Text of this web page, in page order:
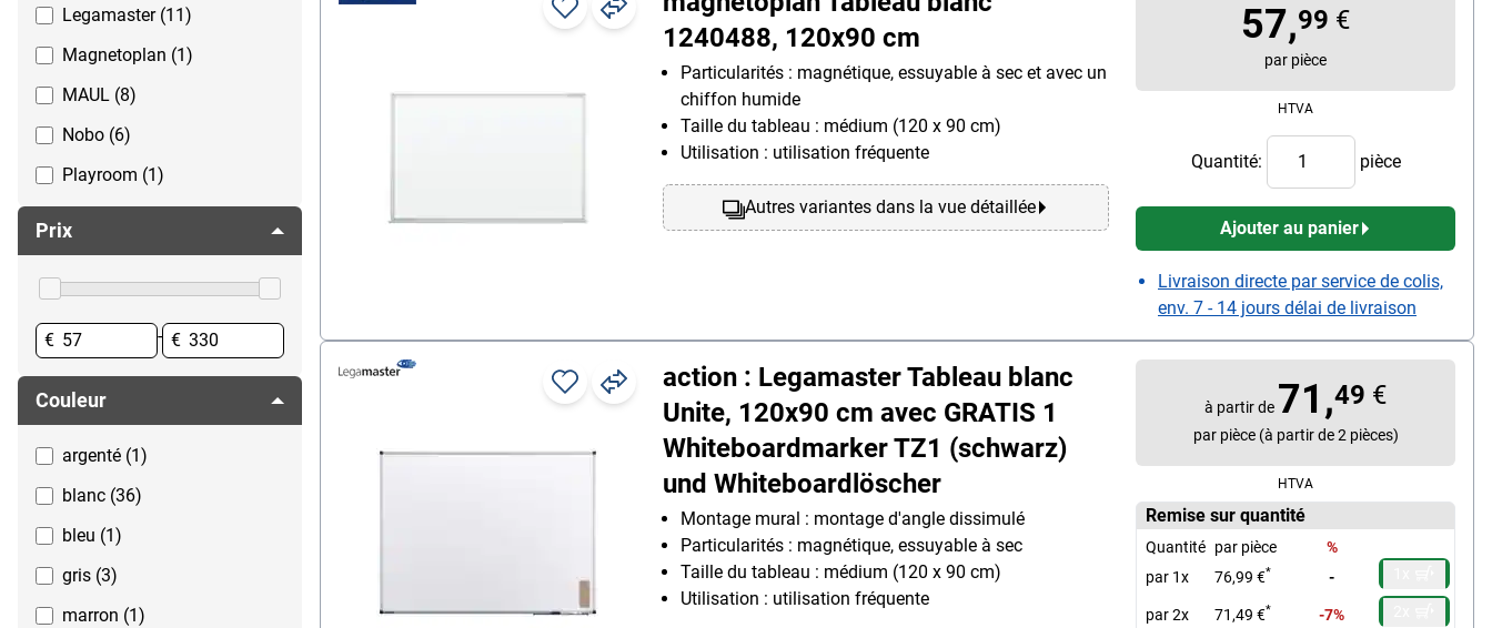
Vidéoprojecteurs & écrans
Tableaux blancs petit
Tableaux blancs, verre
Legamaster (11)
Magnetoplan (1)
MAUL (8)
Nobo (6)
Playroom (1)
Prix
€ - €
Couleur
argenté (1)
blanc (36)
bleu (1)
gris (3)
marron (1)
1240488, 120x90 cm
Particularités : magnétique, essuyable à sec et avec un
chiffon humide
Taille du tableau : médium (120 x 90 cm)
Utilisation : utilisation fréquente
Autres variantes dans la vue détaillée
57,99 €
par pièce
HTVA
Quantité: pièce
Ajouter au panier
Livraison directe par service de colis,
env. 7 - 14 jours délai de livraison
action : Legamaster Tableau blanc
Unite, 120x90 cm avec GRATIS 1
Whiteboardmarker TZ1 (schwarz)
und Whiteboardlöscher
Montage mural : montage d'angle dissimulé
Particularités : magnétique, essuyable à sec
Taille du tableau : médium (120 x 90 cm)
Utilisation : utilisation fréquente
à partir de 71,49 €
par pièce (à partir de 2 pièces)
HTVA
Remise sur quantité
Quantité par pièce
%
par 1x
76,99 €* -
par 2x 71,49 €* -7%